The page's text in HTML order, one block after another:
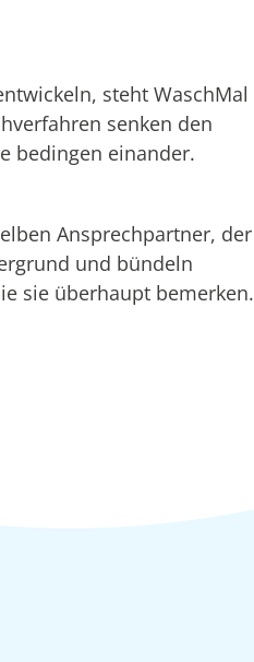
steht WaschMal
senken den
bedingen einander.
Ansprechpartner, der
und bündeln
sie überhaupt bemerken.